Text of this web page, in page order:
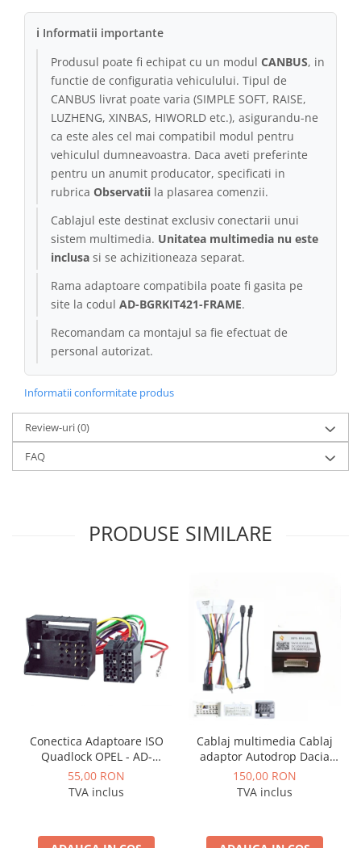
ℹ Informatii importante
Produsul poate fi echipat cu un modul CANBUS, in
functie de configuratia vehiculului. Tipul de
CANBUS livrat poate varia (SIMPLE SOFT, RAISE,
LUZHENG, XINBAS, HIWORLD etc.), asigurandu-ne
ca este ales cel mai compatibil modul pentru
vehiculul dumneavoastra. Daca aveti preferinte
pentru un anumit producator, specificati in
rubrica Observatii la plasarea comenzii.
Cablajul este destinat exclusiv conectarii unui
sistem multimedia. Unitatea multimedia nu este
inclusa si se achizitioneaza separat.
Rama adaptoare compatibila poate fi gasita pe
site la codul AD-BGRKIT421-FRAME.
Recomandam ca montajul sa fie efectuat de
personal autorizat.
Informatii conformitate produs
Review-uri(0)
FAQ
PRODUSE SIMILARE
Conectica Adaptoare ISO
Quadlock OPEL - AD-
ISOOPEL
55,00 RON
TVA inclus
Cablaj multimedia Cablaj
adaptor Autodrop Dacia
Logan / Sandero pentru
Navigatii multimedia
150,00 RON
TVA inclus